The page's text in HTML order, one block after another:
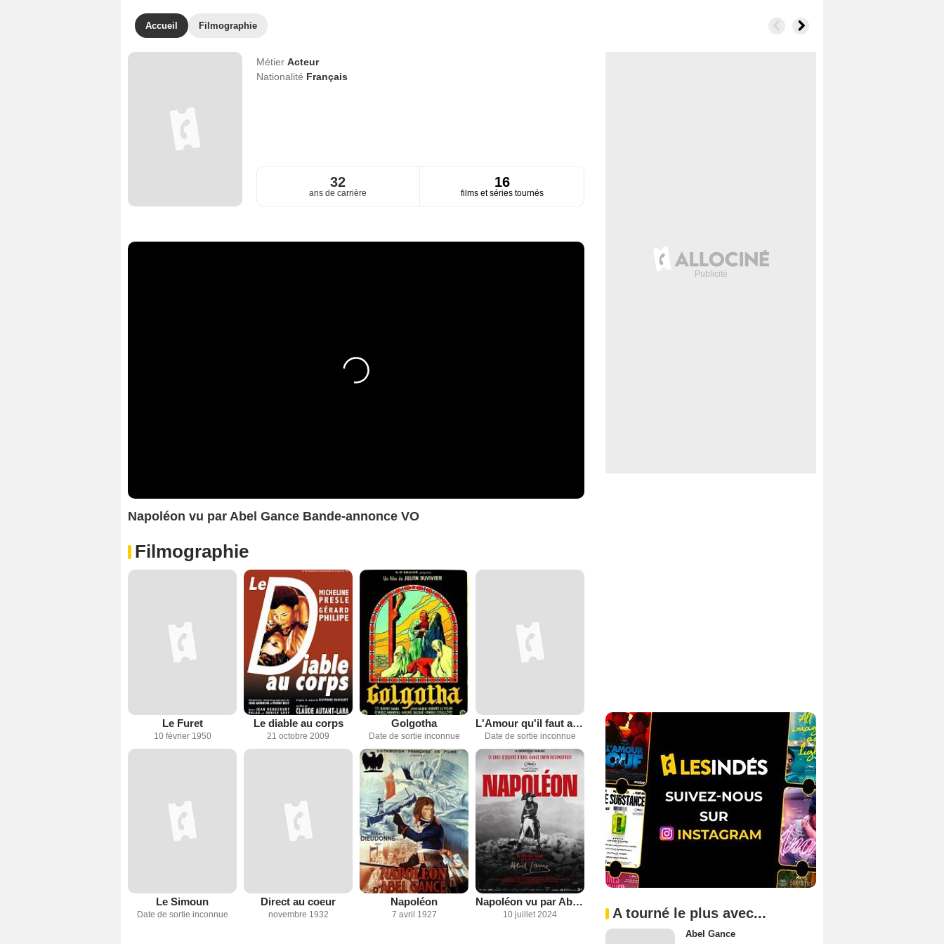
Accueil Filmographie
Métier Acteur
Nationalité Français
32
ans de carrière
16
films et séries tournés
Napoléon vu par Abel Gance Bande-annonce VO
Filmographie
Le Furet
10 février 1950
Le diable au corps
21 octobre 2009
Golgotha
Date de sortie inconnue
L'Amour qu'il faut aux femmes
Date de sortie inconnue
Le Simoun
Date de sortie inconnue
Direct au coeur
novembre 1932
Napoléon
7 avril 1927
Napoléon vu par Abel Gance partie 1
10 juillet 2024 A tourné le plus avec...
Abel Gance